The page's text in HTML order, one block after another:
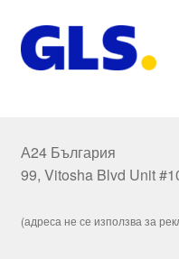
А24 България
99, Vitosha Blvd Unit
(адреса не се използва за